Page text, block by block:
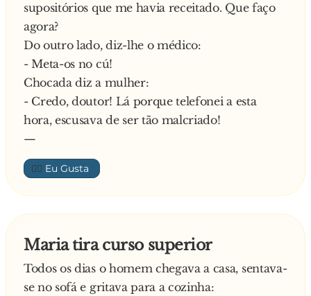
supositórios que me havia receitado. Que faço
agora?
Do outro lado, diz-lhe o médico:
- Meta-os no cú!
Chocada diz a mulher:
- Credo, doutor! Lá porque telefonei a esta
hora, escusava de ser tão malcriado!
—
👍🏼
Maria tira curso superior
Todos os dias o homem chegava a casa, sentava-
se no sofá e gritava para a cozinha: